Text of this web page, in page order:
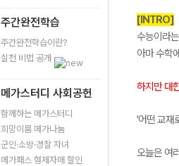
주간완전학습
주간완전학습이란?
실천 비법 공개
메가스터디 사회공헌
함께하는 메가스터디
희망이룸 메가나눔
군인·소방·경찰 자녀
메가패스 형제자매 할인
[INTRO]
수능이라
아마 수학
하지만 대
'어떤 교재
오늘은 여